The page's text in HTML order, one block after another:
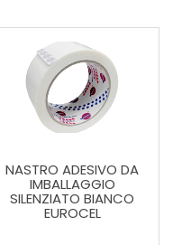
NASTRO ADESIVO DA
IMBALLAGGIO
SILENZIATO BIANCO
EUROCEL